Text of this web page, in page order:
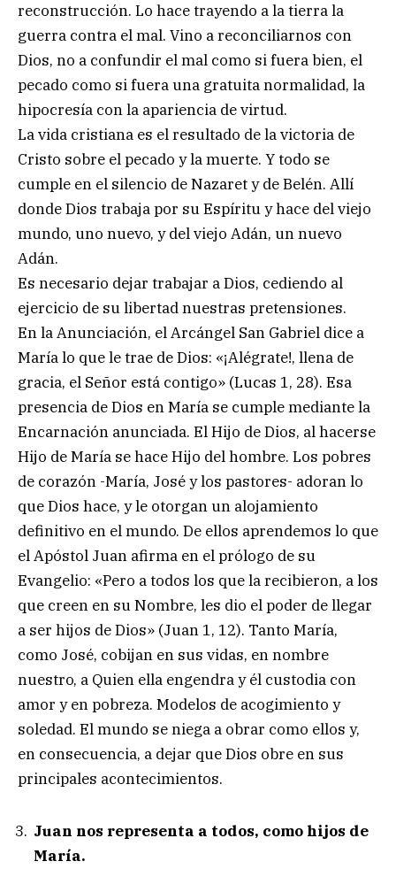
reconstrucción. Lo hace trayendo a la tierra la
guerra contra el mal. Vino a reconciliarnos con
Dios, no a confundir el mal como si fuera bien, el
pecado como si fuera una gratuita normalidad, la
hipocresía con la apariencia de virtud.
La vida cristiana es el resultado de la victoria de
Cristo sobre el pecado y la muerte. Y todo se
cumple en el silencio de Nazaret y de Belén. Allí
donde Dios trabaja por su Espíritu y hace del viejo
mundo, uno nuevo, y del viejo Adán, un nuevo
Adán.
Es necesario dejar trabajar a Dios, cediendo al
ejercicio de su libertad nuestras pretensiones.
En la Anunciación, el Arcángel San Gabriel dice a
María lo que le trae de Dios: «¡Alégrate!, llena de
gracia, el Señor está contigo» (Lucas 1, 28). Esa
presencia de Dios en María se cumple mediante la
Encarnación anunciada. El Hijo de Dios, al hacerse
Hijo de María se hace Hijo del hombre. Los pobres
de corazón -María, José y los pastores- adoran lo
que Dios hace, y le otorgan un alojamiento
definitivo en el mundo. De ellos aprendemos lo que
el Apóstol Juan afirma en el prólogo de su
Evangelio: «Pero a todos los que la recibieron, a los
que creen en su Nombre, les dio el poder de llegar
a ser hijos de Dios» (Juan 1, 12). Tanto María,
como José, cobijan en sus vidas, en nombre
nuestro, a Quien ella engendra y él custodia con
amor y en pobreza. Modelos de acogimiento y
soledad. El mundo se niega a obrar como ellos y,
en consecuencia, a dejar que Dios obre en sus
principales acontecimientos.
Juan nos representa a todos, como hijos de
María.